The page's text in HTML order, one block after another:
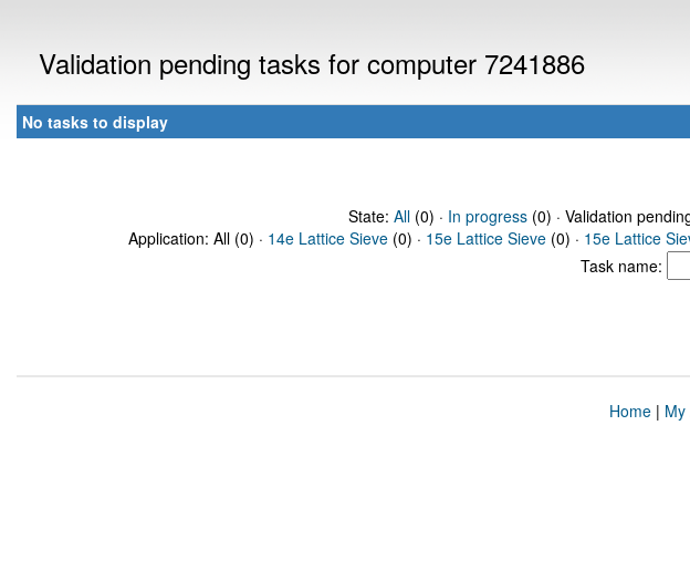
Validation pending tasks for computer 7241886
No tasks to display
State: All(0) · In progress(0) · Validation
Application: All (0) · 14e Lattice Sieve (0) · 15e Lattice Sieve (0) · 15e Lattice
Task name:
Home| My